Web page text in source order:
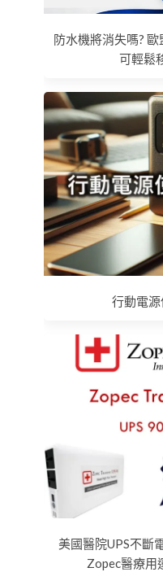
防水機將消失嗎?
可輕鬆
行動電
美國醫院UPS不斷
Zopec醫療用